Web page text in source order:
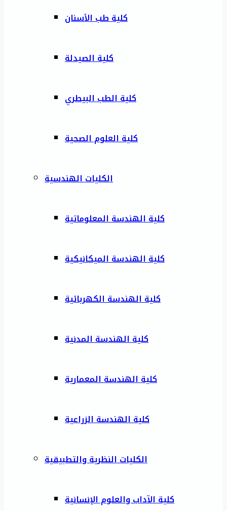
كلية طب الأسنان
كلية الصيدلة
كلية الطب البيطري
كلية العلوم الصحية
الكليات الهندسية
كلية الهندسة المعلوماتية
كلية الهندسة الميكانيكية
كلية الهندسة الكهربائية
كلية الهندسة المدنية
كلية الهندسة المعمارية
كلية الهندسة الزراعية
الكليات النظرية والتطبيقية
كلية الآداب والعلوم الإنسانية